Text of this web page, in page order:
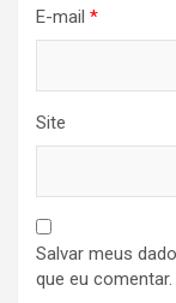
E-mail *
Site
Salvar meus
que eu comentar.